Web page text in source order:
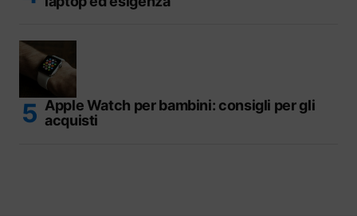
Apple Watch per bambini: consigli per gli
acquisti